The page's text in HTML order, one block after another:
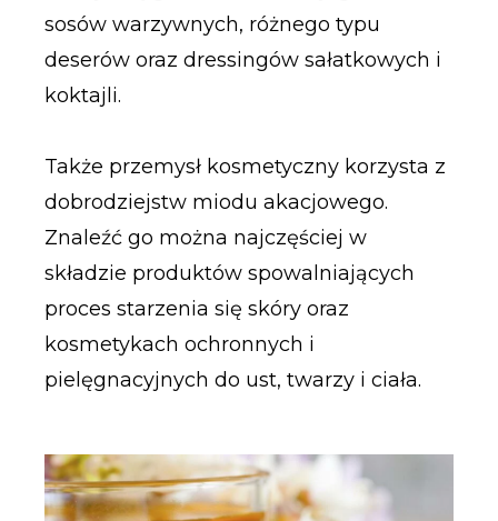
sosów warzywnych, różnego typu
deserów oraz dressingów sałatkowych i
koktajli.
Także przemysł kosmetyczny korzysta z
dobrodziejstw miodu akacjowego.
Znaleźć go można najczęściej w
składzie produktów spowalniających
proces starzenia się skóry oraz
kosmetykach ochronnych i
pielęgnacyjnych do ust, twarzy i ciała.